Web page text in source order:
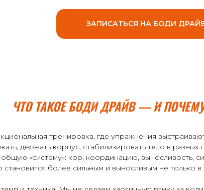
ЗАПИСАТЬСЯ НА БОДИ
ЧТО ТАКОЕ БОДИ ДРАЙВ — И
тренировка, где упражнения
держать корпус, стабилизировать тело в
«систему»: кор, координацию, выносливость,
становится более сильным и выносливым не только